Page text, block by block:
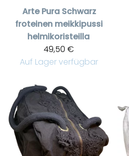
Arte Pura Schwarz
froteinen meikkipussi
helmikoristeilla
49,50 €
Auf Lager verfügbar